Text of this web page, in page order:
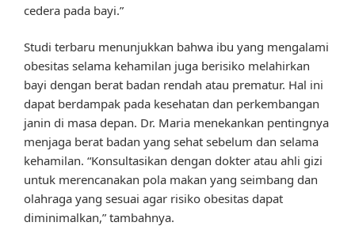
cedera pada bayi.”
Studi terbaru menunjukkan bahwa ibu yang mengalami
obesitas selama kehamilan juga berisiko melahirkan
bayi dengan berat badan rendah atau prematur. Hal ini
dapat berdampak pada kesehatan dan perkembangan
janin di masa depan. Dr. Maria menekankan pentingnya
menjaga berat badan yang sehat sebelum dan selama
kehamilan. “Konsultasikan dengan dokter atau ahli gizi
untuk merencanakan pola makan yang seimbang dan
olahraga yang sesuai agar risiko obesitas dapat
diminimalkan,” tambahnya.